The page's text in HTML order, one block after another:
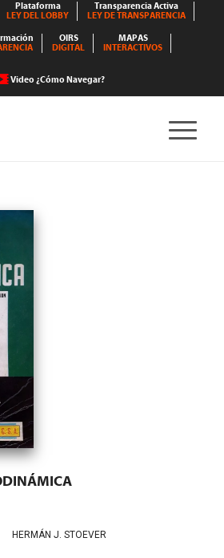
Plataforma
LEY DEL LOBBY
Transparencia Activa
LEY DE TRANSPARENCIA
OIRS
DIGITAL
MAPAS
INTERACTIVOS
Video ¿Cómo Navegar?
HERMÁN J. STOEVER